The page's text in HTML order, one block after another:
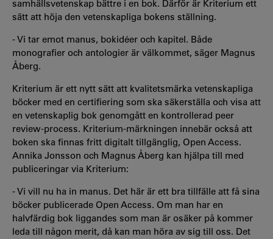
samhällsvetenskap bättre i en bok. Därför är Kriterium ett
sätt att höja den vetenskapliga bokens ställning.
- Vi tar emot manus, bokidéer och kapitel. Både
monografier och antologier är välkommet, säger Magnus
Åberg.
Kriterium är ett nytt sätt att kvalitetsmärka vetenskapliga
böcker med en certifiering som ska säkerställa och visa att
en vetenskaplig bok genomgått en kontrollerad peer
review-process. Kriterium-märkningen innebär också att
boken ska finnas fritt digitalt tillgänglig, Open Access.
Annika Jonsson och Magnus Åberg kan hjälpa till med
publiceringar via Kriterium:
- Vi vill nu ha in manus. Det här är ett bra tillfälle att få sina
böcker publicerade Open Access. Om man har en
halvfärdig bok liggandes som man är osäker på kommer
leda till någon merit, då kan man höra av sig till oss. Det